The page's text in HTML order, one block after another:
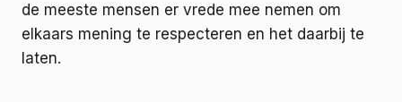
de meeste mensen er vrede mee nemen om
elkaars mening te respecteren en het daarbij te
laten.